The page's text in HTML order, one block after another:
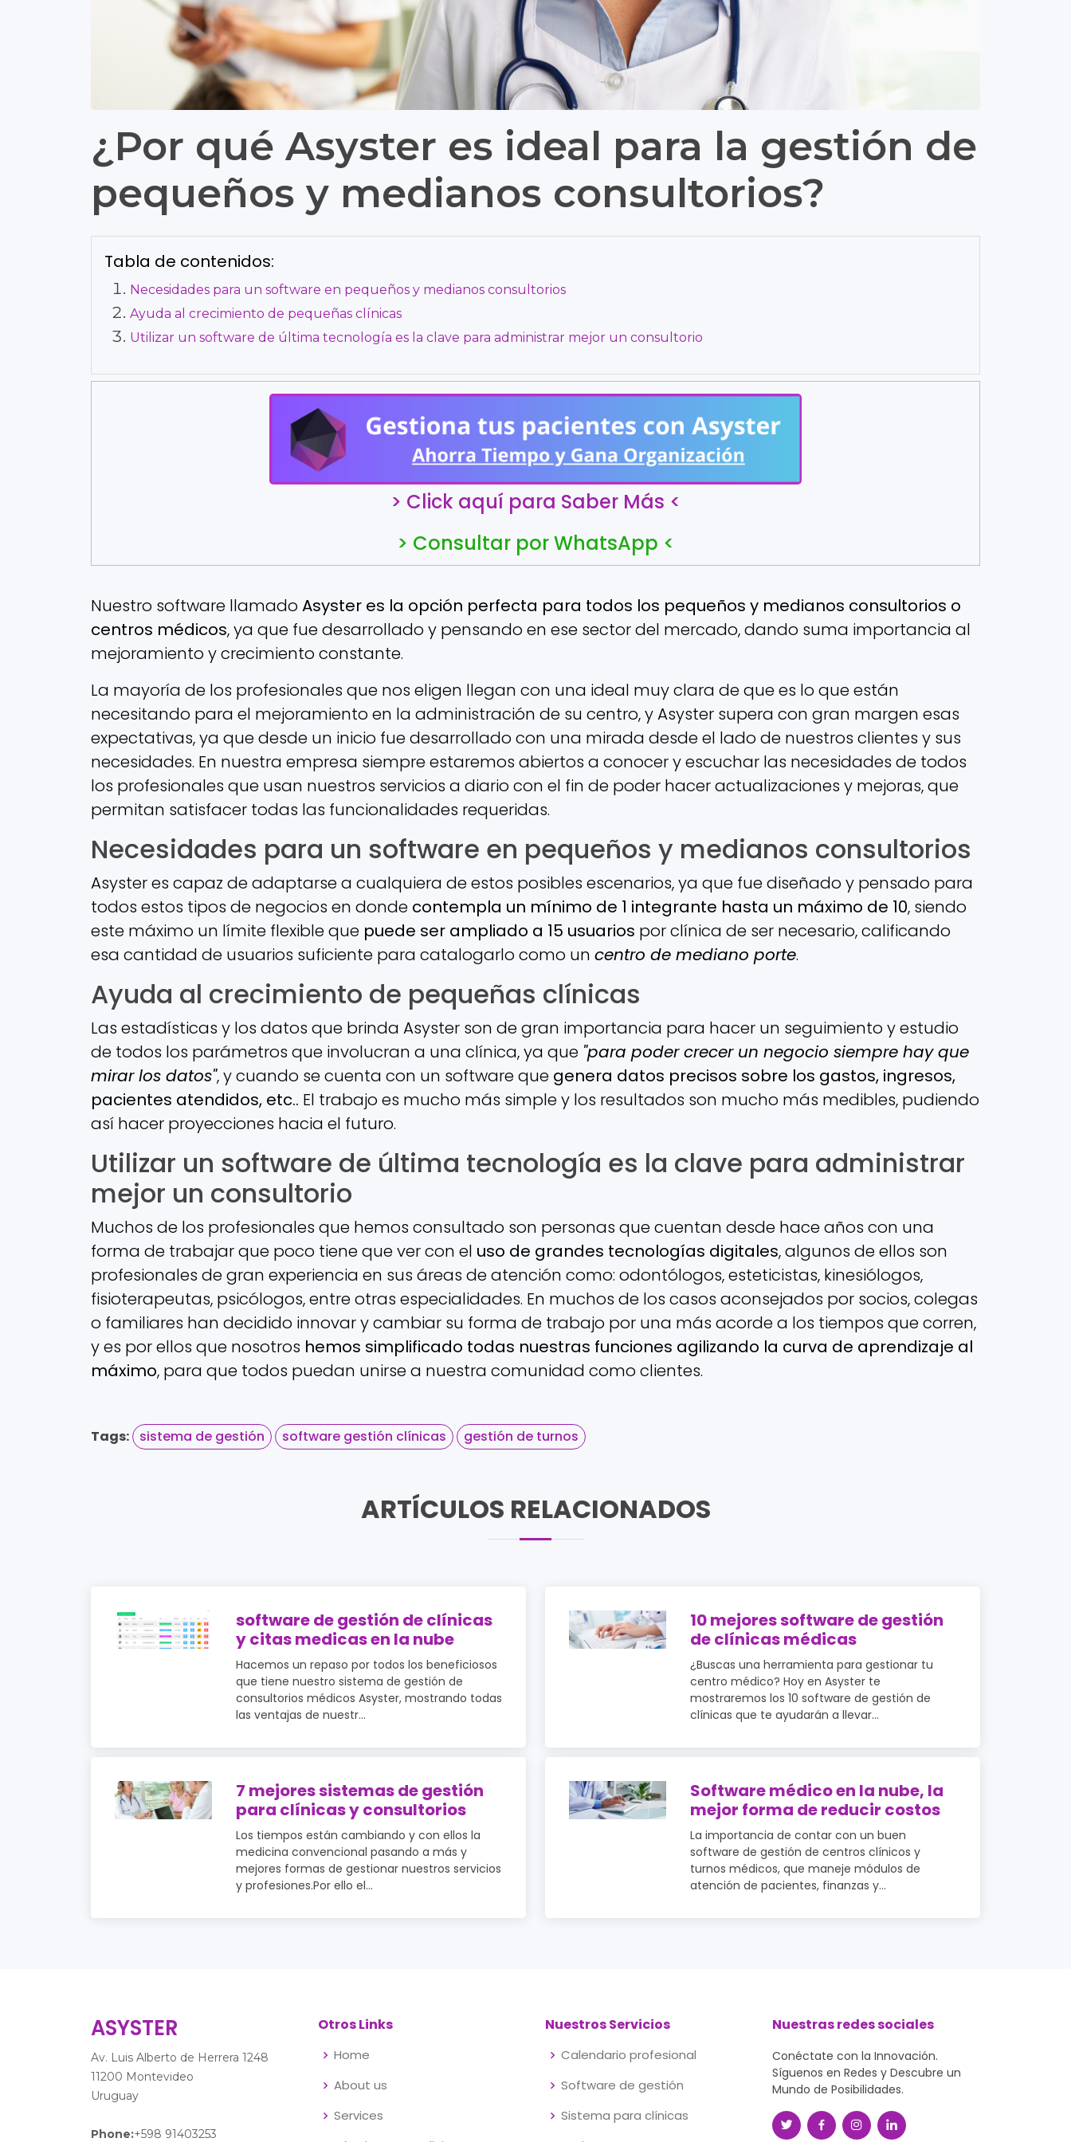
¿Por qué Asyster es ideal para la gestión de
pequeños y medianos consultorios?
Tabla de contenidos:
Necesidades para un software en pequeños y medianos consultorios
Ayuda al crecimiento de pequeñas clínicas
Utilizar un software de última tecnología es la clave para administrar mejor un consultorio
> Click aquí para Saber Más <
> Consultar por WhatsApp <
Nuestro software llamado Asyster es la opción perfecta para todos los pequeños y medianos consultorios o
centros médicos, ya que fue desarrollado y pensando en ese sector del mercado, dando suma importancia al
mejoramiento y crecimiento constante.
La mayoría de los profesionales que nos eligen llegan con una ideal muy clara de que es lo que están
necesitando para el mejoramiento en la administración de su centro, y Asyster supera con gran margen esas
expectativas, ya que desde un inicio fue desarrollado con una mirada desde el lado de nuestros clientes y sus
necesidades. En nuestra empresa siempre estaremos abiertos a conocer y escuchar las necesidades de todos
los profesionales que usan nuestros servicios a diario con el fin de poder hacer actualizaciones y mejoras, que
permitan satisfacer todas las funcionalidades requeridas.
Necesidades para un software en pequeños y medianos consultorios
Asyster es capaz de adaptarse a cualquiera de estos posibles escenarios, ya que fue diseñado y pensado para
todos estos tipos de negocios en donde contempla un mínimo de 1 integrante hasta un máximo de 10, siendo
este máximo un límite flexible que puede ser ampliado a 15 usuarios por clínica de ser necesario, calificando
esa cantidad de usuarios suficiente para catalogarlo como un centro de mediano porte.
Ayuda al crecimiento de pequeñas clínicas
Las estadísticas y los datos que brinda Asyster son de gran importancia para hacer un seguimiento y estudio
de todos los parámetros que involucran a una clínica, ya que "para poder crecer un negocio siempre hay que
mirar los datos", y cuando se cuenta con un software que genera datos precisos sobre los gastos, ingresos,
pacientes atendidos, etc.. El trabajo es mucho más simple y los resultados son mucho más medibles, pudiendo
así hacer proyecciones hacia el futuro.
Utilizar un software de última tecnología es la clave para administrar
mejor un consultorio
Muchos de los profesionales que hemos consultado son personas que cuentan desde hace años con una
forma de trabajar que poco tiene que ver con el uso de grandes tecnologías digitales, algunos de ellos son
profesionales de gran experiencia en sus áreas de atención como: odontólogos, esteticistas, kinesiólogos,
fisioterapeutas, psicólogos, entre otras especialidades. En muchos de los casos aconsejados por socios, colegas
o familiares han decidido innovar y cambiar su forma de trabajo por una más acorde a los tiempos que corren,
y es por ellos que nosotros hemos simplificado todas nuestras funciones agilizando la curva de aprendizaje al
máximo, para que todos puedan unirse a nuestra comunidad como clientes.
Tags: sistema de gestión software gestión clínicas gestión de turnos
ARTÍCULOS RELACIONADOS
software de gestión de clínicas
y citas medicas en la nube
Hacemos un repaso por todos los beneficiosos
que tiene nuestro sistema de gestión de
consultorios médicos Asyster, mostrando todas
las ventajas de nuestr...
10 mejores software de gestión
de clínicas médicas
¿Buscas una herramienta para gestionar tu
centro médico? Hoy en Asyster te
mostraremos los 10 software de gestión de
clínicas que te ayudarán a llevar...
7 mejores sistemas de gestión
para clínicas y consultorios
Los tiempos están cambiando y con ellos la
medicina convencional pasando a más y
mejores formas de gestionar nuestros servicios
y profesiones.Por ello el...
Software médico en la nube, la
mejor forma de reducir costos
La importancia de contar con un buen
software de gestión de centros clínicos y
turnos médicos, que maneje módulos de
atención de pacientes, finanzas y...
ASYSTER
Av. Luis Alberto de Herrera 1248
11200 Montevideo
Uruguay
Phone:+598 91403253
Otros Links
Home
About us
Services
Nuestros Servicios
Calendario profesional
Software de gestión
Sistema para clínicas
Nuestras redes sociales
Conéctate con la Innovación.
Síguenos en Redes y Descubre un
Mundo de Posibilidades.